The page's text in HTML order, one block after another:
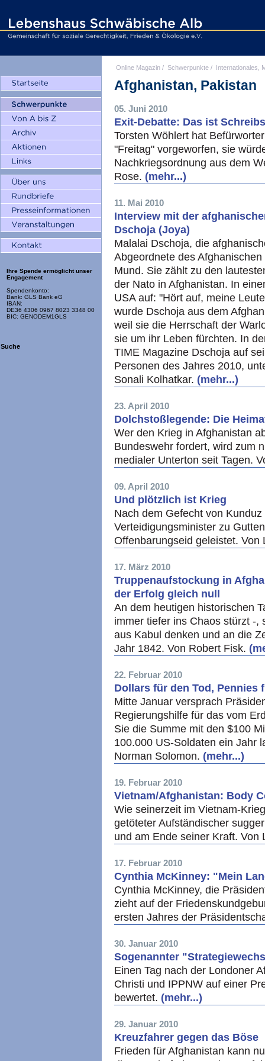
Ihre Spende ermöglicht unser
Engagement
Spendenkonto:
Bank: GLS Bank eG
IBAN:
DE36 4306 0967 8023 3348 00
BIC: GENODEM1GLS
Suche
Online Magazin / Schwerpunkte / Internationales,
Afghanistan, Pakistan
05. Juni 2010
Exit-Debatte: Das ist
Torsten Wöhlert hat
"Freitag" vorgeworfen, sie
Nachkriegsordnung aus dem
Rose. (mehr...)
11. Mai 2010
Interview mit der
Dschoja (Joya)
Malalai Dschoja, die
Abgeordnete des
Mund. Sie zählt zu den
der Nato in Afghanistan. In
USA auf: "Hört auf, meine
wurde Dschoja aus dem
weil sie die Herrschaft der
sie um ihr Leben fürchten. In
TIME Magazine Dschoja auf
Personen des Jahres 2010,
Sonali Kolhatkar. (mehr...)
23. April 2010
Dolchstoßlegende: Die
Wer den Krieg in Afghanistan
Bundeswehr fordert, wird zum
medialer Unterton seit Tagen.
09. April 2010
Und plötzlich ist Krieg
Nach dem Gefecht von
Verteidigungsminister zu
Offenbarungseid geleistet.
17. März 2010
Truppenaufstockung in
der Erfolg gleich null
An dem heutigen historischen
immer tiefer ins Chaos stürzt -,
aus Kabul denken und an die
Jahr 1842. Von Robert Fisk.
22. Februar 2010
Dollars für den Tod, Pennies
Mitte Januar versprach
Regierungshilfe für das vom
Sie die Summe mit den $100
100.000 US-Soldaten ein Jahr
Norman Solomon. (mehr...)
19. Februar 2010
Vietnam/Afghanistan: Body
Wie seinerzeit im Vietnam-
getöteter Aufständischer
und am Ende seiner Kraft. Von
17. Februar 2010
Cynthia McKinney: "Mein
Cynthia McKinney, die
zieht auf der
ersten Jahres der
30. Januar 2010
Sogenannter
Einen Tag nach der Londoner
Christi und IPPNW auf einer
bewertet. (mehr...)
29. Januar 2010
Kreuzfahrer gegen das Böse
Frieden für Afghanistan kann